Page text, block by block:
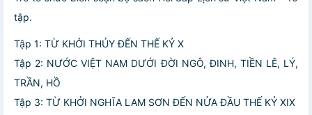
tập.
Tập 1: TỪ KHỞI THỦY ĐẾN THẾ KỶ X
Tập 2: NƯỚC VIỆT NAM DƯỚI ĐỜI NGÔ, ĐINH, TIỀN LÊ, LÝ,
TRẦN, HỒ
Tập 3: TỪ KHỞI NGHĨA LAM SƠN ĐẾN NỬA ĐẦU THẾ KỶ XIX